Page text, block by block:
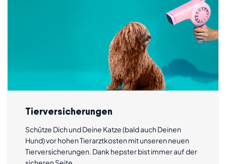
Tierversicherungen
Schütze Dich und Deine Katze (bald auch Deinen
Hund) vor hohen Tierarztkosten mit unseren neuen
Tierversicherungen. Dank hepster bist immer auf der